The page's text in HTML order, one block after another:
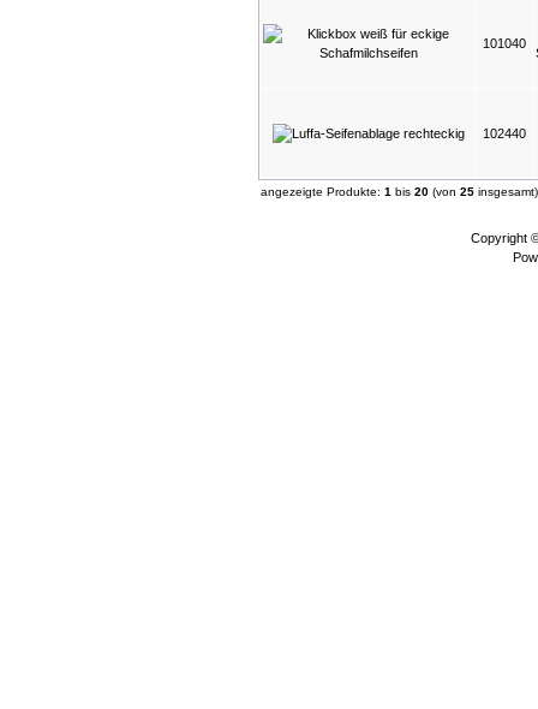
101040
102440
angezeigte Produkte: 1 bis 20 (von 25 insgesamt)
Copyright